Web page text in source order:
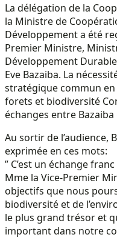
La délégation de la
la Ministre de
Développement a été
Premier Ministre,
Développement Durable
Eve Bazaiba. La
stratégique commun
forets et biodiversité
échanges entre
Au sortir de l’audience,
exprimée en ces mots:
” C’est un échange
Mme la Vice-Premier
objectifs que nous
biodiversité et de
le plus grand trésor et
important dans notre